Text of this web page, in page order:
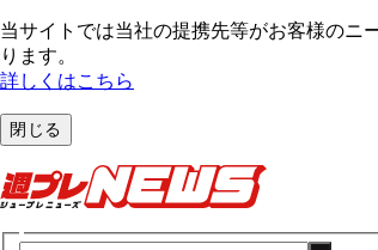
当サイトでは当社の提携先等がお客様のニ
ります。
詳しくはこちら
閉じる